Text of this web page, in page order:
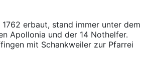
1762 erbaut, stand immer unter dem
Apollonia und der 14 Nothelfer.
mit Schankweiler zur Pfarrei